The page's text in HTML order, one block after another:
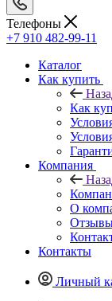
Телефоны
+7 910 482-99-11
Каталог
Как купить
Как
Компания
О
Контакты
Личный